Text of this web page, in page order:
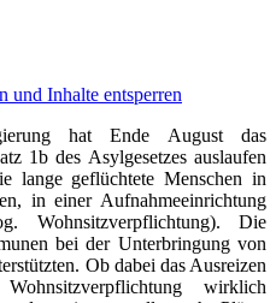
und Inhalte entsperren
hat Ende August das
1b des Asylgesetzes auslaufen
lange geflüchtete Menschen in
in einer Aufnahmeeinrichtung
Wohnsitzverpflichtung). Die
bei der Unterbringung von
Ob dabei das Ausreizen
wirklich